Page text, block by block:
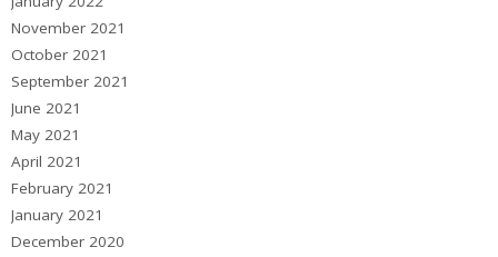
November 2021
October 2021
September 2021
June 2021
May 2021
April 2021
February 2021
January 2021
December 2020